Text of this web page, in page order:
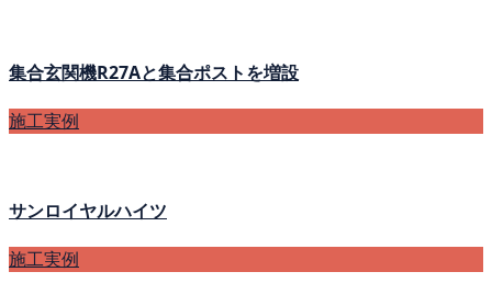
集合玄関機R27Aと集合ポストを増設
施工実例
サンロイヤルハイツ
施工実例